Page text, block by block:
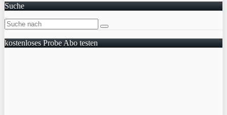
Suche
kostenloses Probe Abo testen